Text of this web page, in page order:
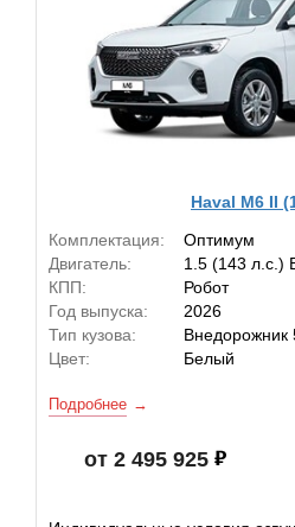
Haval M6 II
Комплектация:
Оптимум
Двигатель:
1.5 (143 л.с.)
КПП:
Робот
Год выпуска:
2026
Тип кузова:
Внедорожник
Цвет:
Белый
Подробнее
от 2 495 925